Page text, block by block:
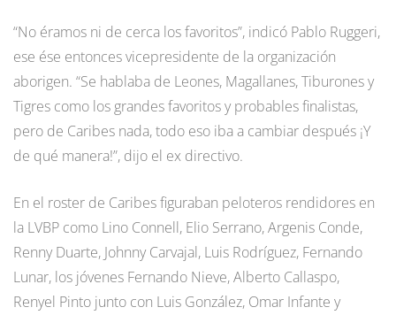
“No éramos ni de cerca los favoritos”, indicó Pablo Ruggeri,
ese ése entonces vicepresidente de la organización
aborigen. “Se hablaba de Leones, Magallanes, Tiburones y
Tigres como los grandes favoritos y probables finalistas,
pero de Caribes nada, todo eso iba a cambiar después ¡Y
de qué manera!”, dijo el ex directivo.
En el roster de Caribes figuraban peloteros rendidores en
la LVBP como Lino Connell, Elio Serrano, Argenis Conde,
Renny Duarte, Johnny Carvajal, Luis Rodríguez, Fernando
Lunar, los jóvenes Fernando Nieve, Alberto Callaspo,
Renyel Pinto junto con Luis González, Omar Infante y